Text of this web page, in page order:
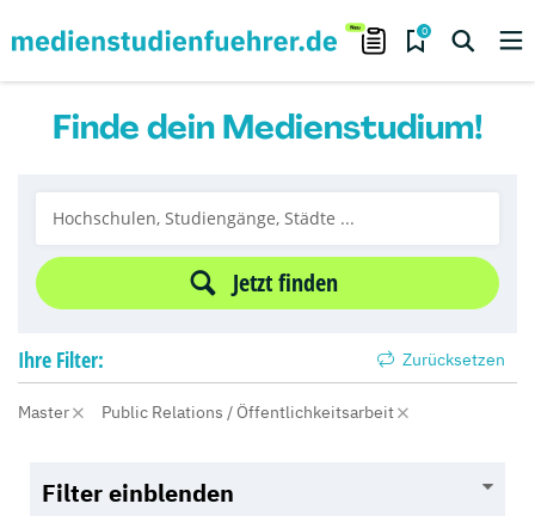
0
Finde dein Medienstudium!
Jetzt finden
Ihre Filter: Zurücksetzen
Master Public Relations / Öffentlichkeitsarbeit
Filter einblenden